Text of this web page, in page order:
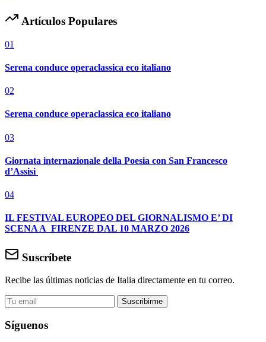
Artículos Populares
01
Serena conduce operaclassica eco italiano
02
Serena conduce operaclassica eco italiano
03
Giornata internazionale della Poesia con San Francesco
d’Assisi
04
IL FESTIVAL EUROPEO DEL GIORNALISMO E’ DI
SCENA A FIRENZE DAL 10 MARZO 2026
Suscríbete
Recibe las últimas noticias de Italia directamente en tu correo.
Suscribirme
Síguenos